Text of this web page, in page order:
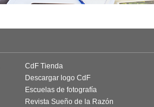
CdF Tienda
Descargar logo CdF
Escuelas de fotografía
Revista Sueño de la Razón